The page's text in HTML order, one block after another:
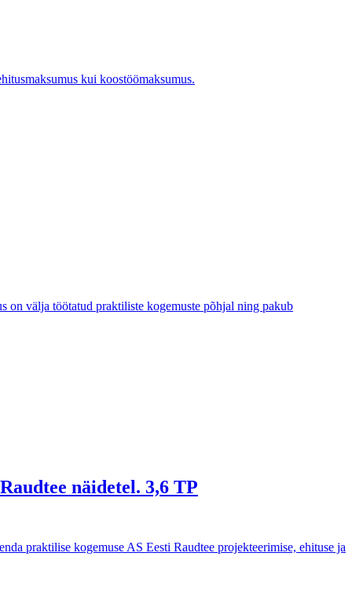
kui koostöömaksumus.
välja töötatud praktiliste kogemuste põhjal ning pakub
näidetel. 3,6 TP
praktilise kogemuse AS Eesti Raudtee projekteerimise, ehituse ja